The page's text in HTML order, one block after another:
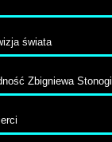
świata
Zbigniewa Stonogi